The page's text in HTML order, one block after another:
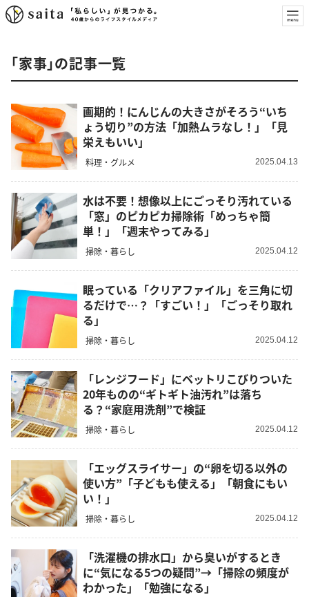
「家事」の記事一覧
画期的！にんじんの大きさがそろう“いち
ょう切り”の方法「加熱ムラなし！」「見
栄えもいい」
料理・グルメ 2025.04.13
水は不要！想像以上にごっそり汚れている
「窓」のピカピカ掃除術「めっちゃ簡
単！」「週末やってみる」
掃除・暮らし 2025.04.12
眠っている「クリアファイル」を三角に切
るだけで…？「すごい！」「ごっそり取れ
る」
掃除・暮らし 2025.04.12
「レンジフード」にベットリこびりついた
20年ものの“ギトギト油汚れ”は落ち
る？“家庭用洗剤”で検証
掃除・暮らし 2025.04.12
「エッグスライサー」の“卵を切る以外の
使い方”「子どもも使える」「朝食にもい
い！」
掃除・暮らし 2025.04.12
「洗濯機の排水口」から臭いがするとき
に“気になる5つの疑問”→「掃除の頻度が
わかった」「勉強になる」